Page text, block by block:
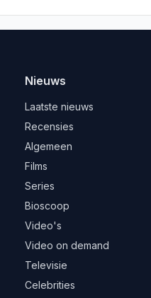
Nieuws
Laatste nieuws
Recensies
Algemeen
Films
Series
Bioscoop
Video's
Video on demand
Televisie
Celebrities